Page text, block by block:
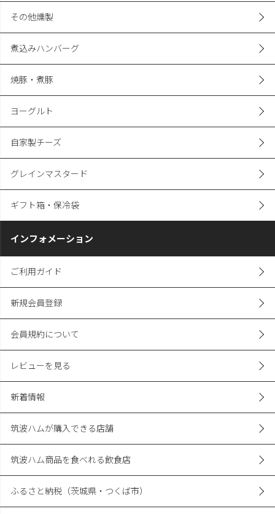
その他燻製
煮込みハンバーグ
焼豚・煮豚
ヨーグルト
自家製チーズ
グレインマスタード
ギフト箱・保冷袋
インフォメーション
ご利用ガイド
新規会員登録
会員規約について
レビューを見る
新着情報
筑波ハムが購入できる店舗
筑波ハム商品を食べれる飲食店
ふるさと納税（茨城県・つくば市）